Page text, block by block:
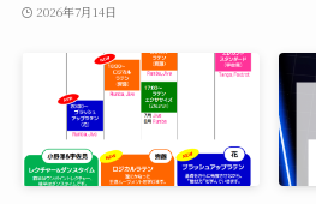
2026年7月14日